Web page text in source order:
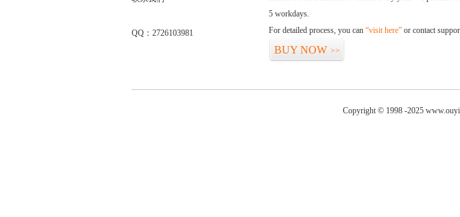
QQ：2726103981
5 workdays.
For detailed process, you can “visit here” or contact
BUY NOW >>
Copyright © 1998 -2025